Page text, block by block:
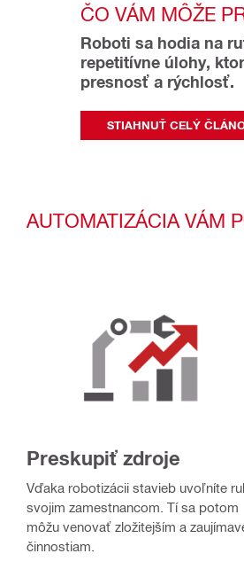
ČO VÁM MÔŽE
Roboti sa hodia na
repetitívne úlohy,
presnosť a rýchlosť.
STIAHNUŤ CELÝ
AUTOMATIZÁCIA VÁM
Preskupiť zdroje
Vďaka robotizácii stavieb uvoľníte
svojim zamestnancom. Tí sa potom
môžu venovať zložitejším a
činnostiam.